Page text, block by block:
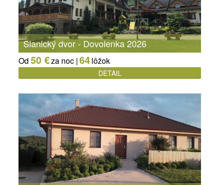
Slanický dvor - Dovolenka 2026
Od 50 €za noc |64lôžok
DETAIL